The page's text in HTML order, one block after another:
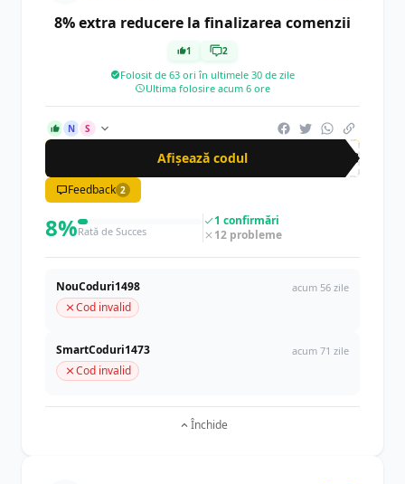
8% extra reducere la finalizarea comenzii
1 2
Folosit de 63 ori în ultimele 30 de zile
Ultima folosire acum 6 ore
N S
Afișează codul CAD
Feedback 2
8%Rată de Succes
1 confirmări
12 probleme
NouCoduri1498 acum 56 zile
Cod invalid
SmartCoduri1473 acum 71 zile
Cod invalid
Închide